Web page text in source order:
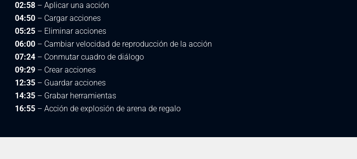
02:58 – Aplicar una acción
04:50 – Cargar acciones
05:25 – Eliminar acciones
06:00 – Cambiar velocidad de reproducción de la acción
07:24 – Conmutar cuadro de diálogo
09:29 – Crear acciones
12:35 – Guardar acciones
14:35 – Grabar herramientas
16:55 – Acción de explosión de arena de regalo